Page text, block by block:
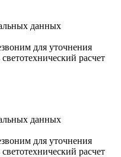
данных
для уточнения
расчет
данных
для уточнения
расчет